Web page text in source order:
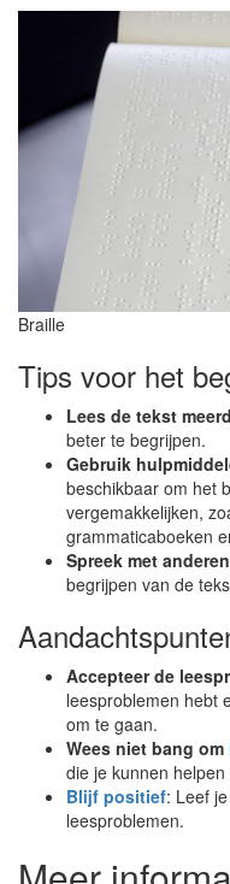
Braille
Tips voor het
Lees de tekst
beter te begrijpen.
Gebruik
beschikbaar om het
vergemakkelijken,
grammaticaboeken
Spreek met anderen
begrijpen van de
Accepteer de
leesproblemen hebt
om te gaan.
Wees niet bang om
die je kunnen
Blijf positief: Leef
leesproblemen.